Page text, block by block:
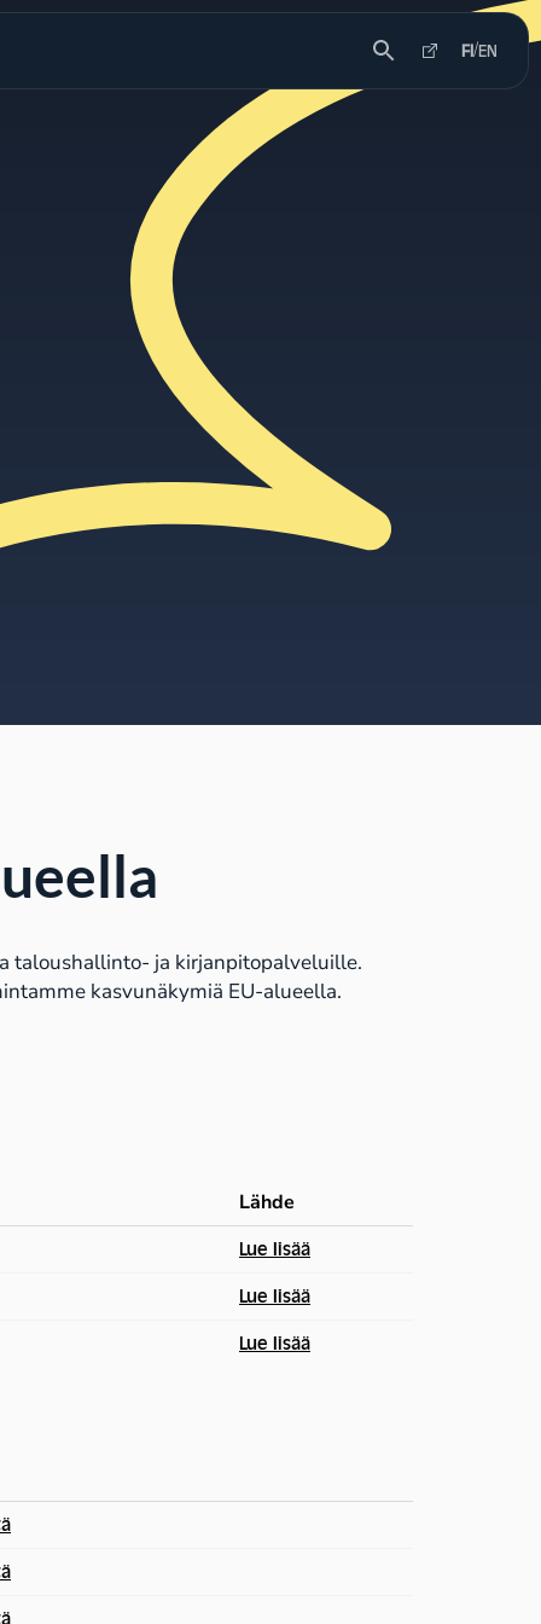
FI/EN
taloushallinto- ja kirjanpitopalveluille.
kasvunäkymiä EU-alueella.
Lähde
Lue lisää
Lue lisää
Lue lisää